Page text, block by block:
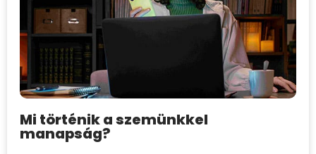
Mi történik a szemünkkel
manapság?